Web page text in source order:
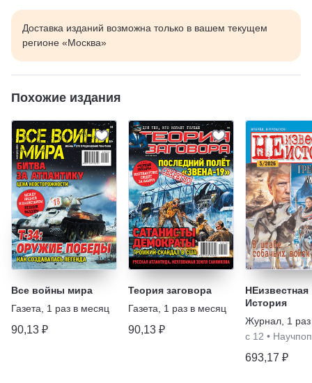
Доставка изданий возможна только в вашем текущем
регионе «Москва»
Похожие издания
Все войны мира
Газета
1 раз в месяц
90,13 ₽
Теория заговора
Газета
1 раз в месяц
90,13 ₽
НЕизвестная
История
Журнал 1
с 12 • Научпоп
693,17 ₽